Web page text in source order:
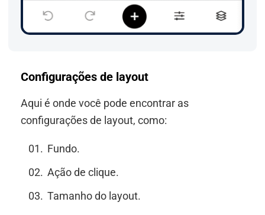
Configurações de layout
Aqui é onde você pode encontrar as
configurações de layout, como:
Fundo.
Ação de clique.
Tamanho do layout.